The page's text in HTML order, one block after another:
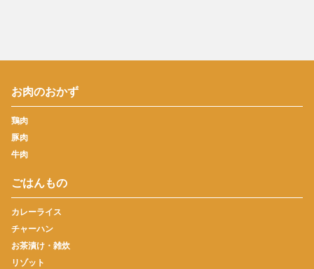
お肉のおかず
鶏肉
豚肉
牛肉
ごはんもの
カレーライス
チャーハン
お茶漬け・雑炊
リゾット